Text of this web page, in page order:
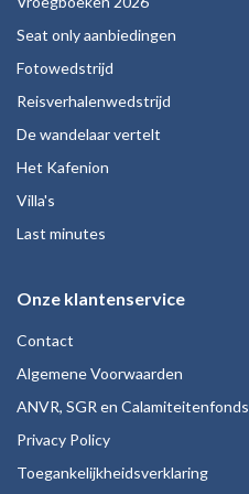
Seat only aanbiedingen
Fotowedstrijd
Reisverhalenwedstrijd
De wandelaar vertelt
Het Kafenion
Villa's
Last minutes
Onze klantenservice
Contact
Algemene Voorwaarden
ANVR, SGR en Calamiteitenfonds
Privacy Policy
Toegankelijkheidsverklaring